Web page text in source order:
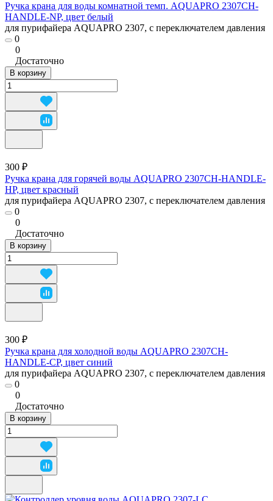
Ручка крана для воды комнатной темп. AQUAPRO 2307CH-
HANDLE-NP, цвет белый
для пурифайера AQUAPRO 2307, с переключателем давления
0
0
Достаточно
В корзину
300 ₽
Ручка крана для горячей воды AQUAPRO 2307CH-HANDLE-
HP, цвет красный
для пурифайера AQUAPRO 2307, с переключателем давления
0
0
Достаточно
В корзину
300 ₽
Ручка крана для холодной воды AQUAPRO 2307CH-
HANDLE-CP, цвет синий
для пурифайера AQUAPRO 2307, с переключателем давления
0
0
Достаточно
В корзину